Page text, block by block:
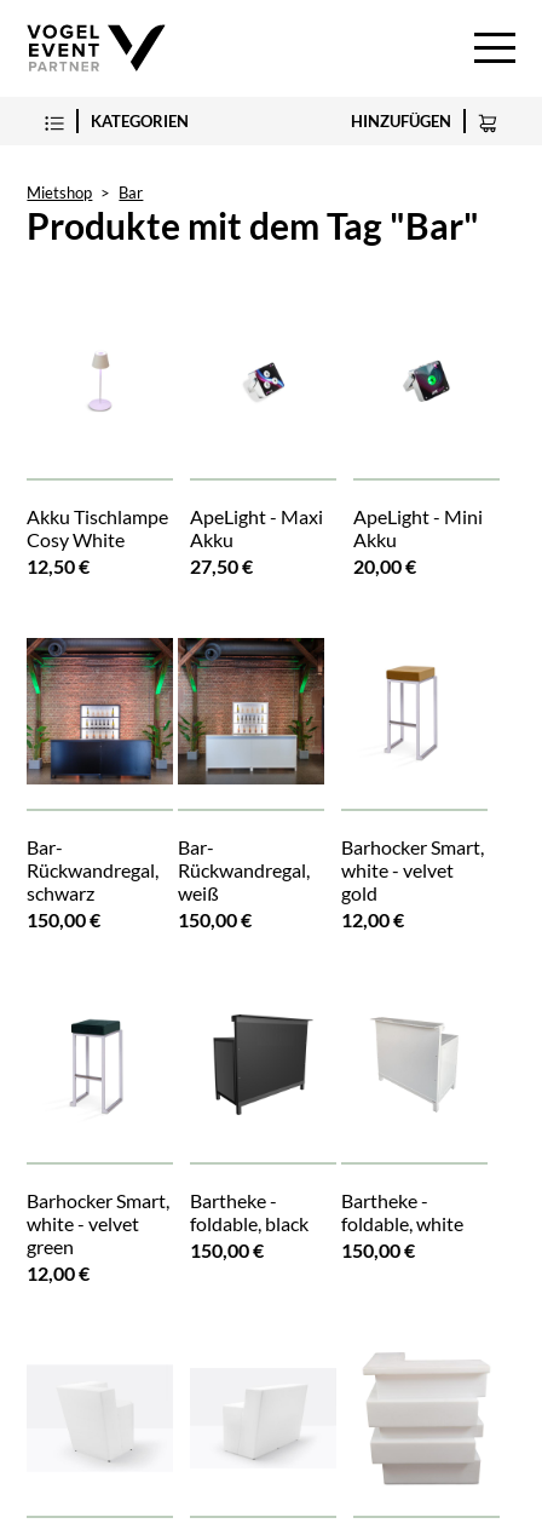
KATEGORIEN HINZUFÜGEN
Mietshop > Bar
Produkte mit dem Tag "Bar"
Akku Tischlampe
Cosy White
12,50 €
ApeLight - Maxi
Akku
27,50 €
ApeLight - Mini
Akku
20,00 €
Bar-
Rückwandregal,
schwarz
150,00 €
Bar-
Rückwandregal,
weiß
150,00 €
Barhocker Smart,
white - velvet
gold
12,00 €
Barhocker Smart,
white - velvet
green
12,00 €
Bartheke -
foldable, black
150,00 €
Bartheke -
foldable, white
150,00 €